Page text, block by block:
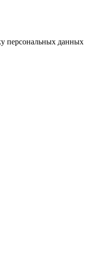
персональных данных